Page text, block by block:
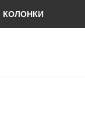
КОЛОНКИ